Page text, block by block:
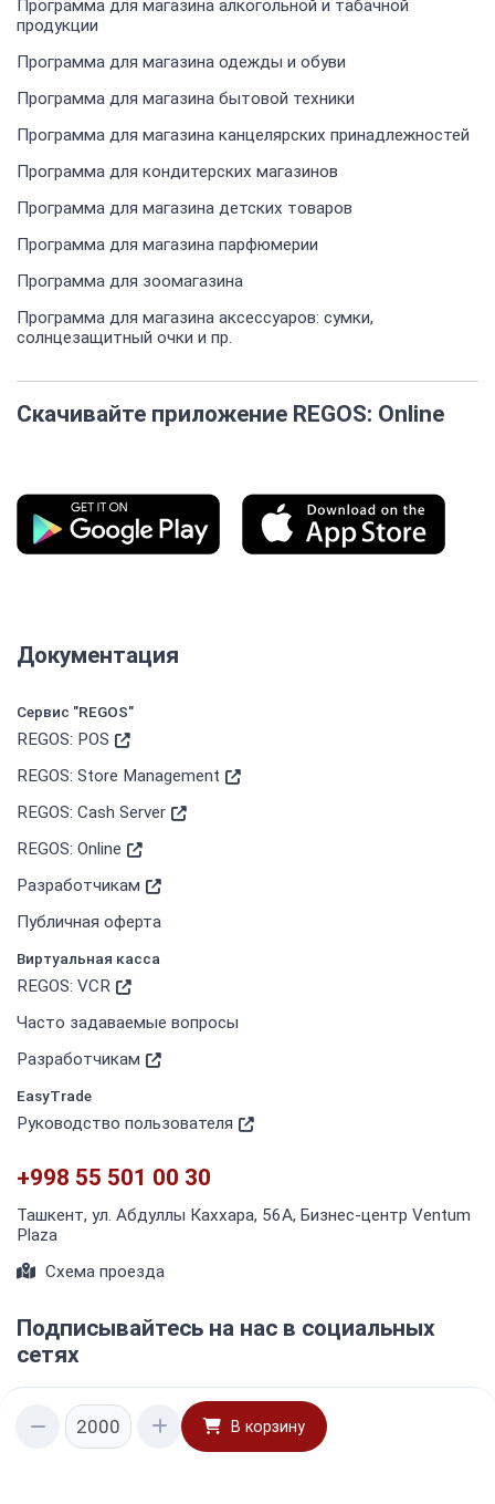
В корзину
Программа для магазина алкогольной и табачной
продукции
Программа для магазина одежды и обуви
Программа для магазина бытовой техники
Программа для магазина канцелярских принадлежностей
Программа для кондитерских магазинов
Программа для магазина детских товаров
Программа для магазина парфюмерии
Программа для зоомагазина
Программа для магазина аксессуаров: сумки,
солнцезащитный очки и пр.
Скачивайте приложение REGOS: Online
Документация
Сервис "REGOS"
REGOS: POS
REGOS: Store Management
REGOS: Cash Server
REGOS: Online
Разработчикам
Публичная оферта
Виртуальная касса
REGOS: VCR
Часто задаваемые вопросы
Разработчикам
EasyTrade
Руководство пользователя
+998 55 501 00 30
Ташкент, ул. Абдуллы Каххара, 56А, Бизнес-центр Ventum
Plaza
Схема проезда
Подписывайтесь на нас в социальных
сетях